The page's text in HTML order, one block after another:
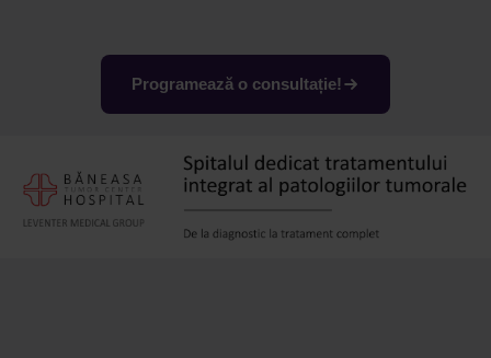
Programează o consultație!